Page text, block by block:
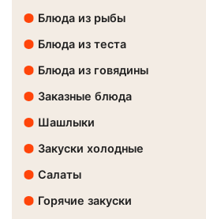
Блюда из рыбы
Блюда из теста
Блюда из говядины
Заказные блюда
Шашлыки
Закуски холодные
Салаты
Горячие закуски